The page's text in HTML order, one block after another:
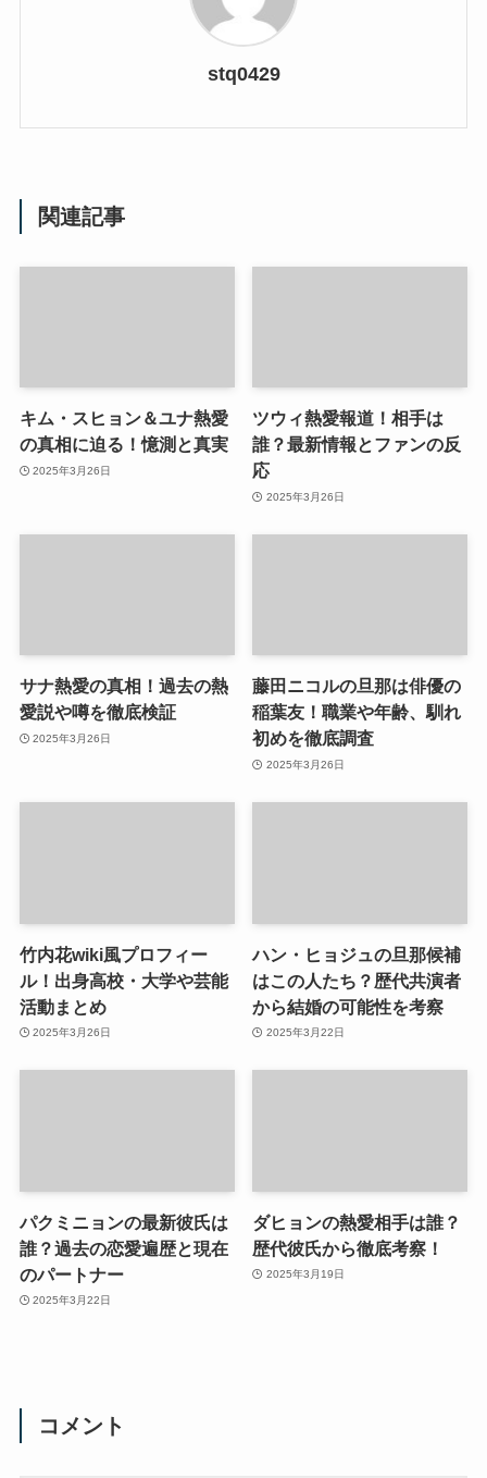
stq0429
関連記事
キム・スヒョン＆ユナ熱愛
の真相に迫る！憶測と真実
2025年3月26日
ツウィ熱愛報道！相手は
誰？最新情報とファンの反
応
2025年3月26日
サナ熱愛の真相！過去の熱
愛説や噂を徹底検証
2025年3月26日
藤田ニコルの旦那は俳優の
稲葉友！職業や年齢、馴れ
初めを徹底調査
2025年3月26日
竹内花wiki風プロフィー
ル！出身高校・大学や芸能
活動まとめ
2025年3月26日
ハン・ヒョジュの旦那候補
はこの人たち？歴代共演者
から結婚の可能性を考察
2025年3月22日
パクミニョンの最新彼氏は
誰？過去の恋愛遍歴と現在
のパートナー
2025年3月22日
ダヒョンの熱愛相手は誰？
歴代彼氏から徹底考察！
2025年3月19日
コメント